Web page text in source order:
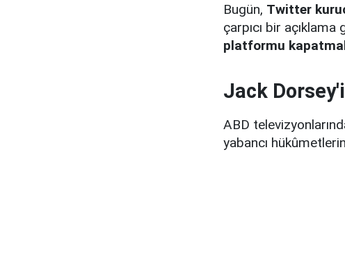
Bugün, Twitter
çarpıcı bir açıklama
platformu
Jack
ABD
yabancı